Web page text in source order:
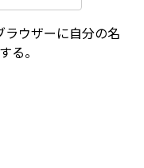
ウザーに自分の名
る。